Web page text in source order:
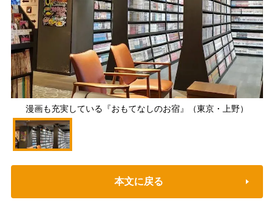
漫画も充実している『おもてなしのお宿』（東京・上野）
本文に戻る